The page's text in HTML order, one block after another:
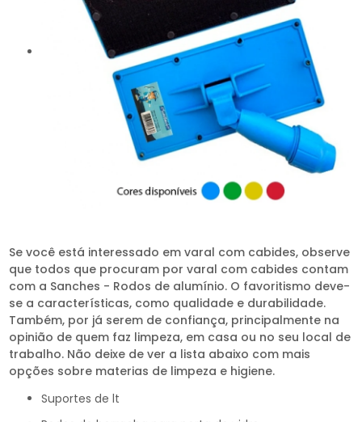
Se você está interessado em varal com cabides, observe
que todos que procuram por varal com cabides contam
com a Sanches - Rodos de alumínio. O favoritismo deve-
se a características, como qualidade e durabilidade.
Também, por já serem de confiança, principalmente na
opinião de quem faz limpeza, em casa ou no seu local de
trabalho. Não deixe de ver a lista abaixo com mais
opções sobre materias de limpeza e higiene.
suportes de lt